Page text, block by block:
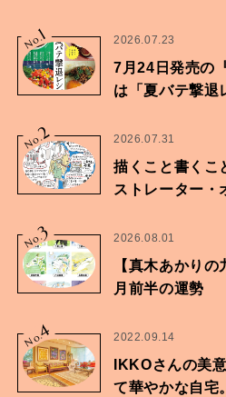
No.
1 2026.07.23
7月24日発売の
は「夏バテ撃退
No.2 2026.07.31
描くこと書くこ
ストレーター・
No.
3 2026.08.01
【真木あかり
月前半の運勢
No.
4 2022.09.14
IKKOさんの美
て華やかな自宅